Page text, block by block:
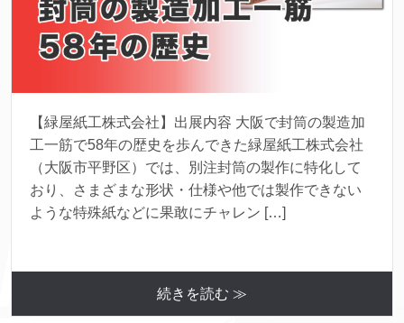
【緑屋紙工株式会社】出展内容 大阪で封筒の製造加
工一筋で58年の歴史を歩んできた緑屋紙工株式会社
（大阪市平野区）では、別注封筒の製作に特化して
おり、さまざまな形状・仕様や他では製作できない
ような特殊紙などに果敢にチャレン […]
続きを読む ≫